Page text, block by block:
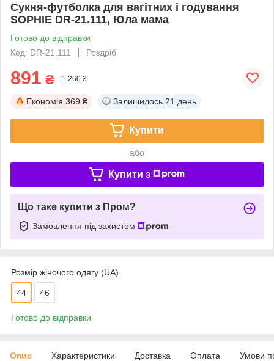
Сукня-футболка для вагітних і годування
SOPHIE DR-21.111, Юла мама
Готово до відправки
Код: DR-21.111
Роздріб
891 ₴ 1 260 ₴
Економія 369 ₴ Залишилось 21 день
Купити
або
Купити з
Що таке купити з Пром?
Замовлення під захистом
Розмір жіночого одягу (UA)
44 46
Готово до відправки
Опис Характеристики Доставка Оплата Умови